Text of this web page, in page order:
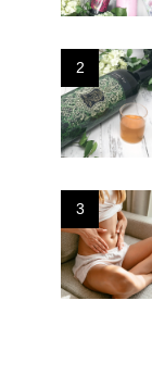
2
3